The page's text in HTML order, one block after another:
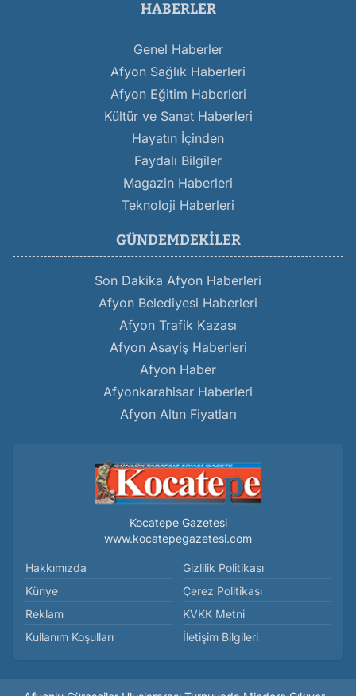
HABERLER
Genel Haberler
Afyon Sağlık Haberleri
Afyon Eğitim Haberleri
Kültür ve Sanat Haberleri
Hayatın İçinden
Faydalı Bilgiler
Magazin Haberleri
Teknoloji Haberleri
GÜNDEMDEKILER
Son Dakika Afyon Haberleri
Afyon Belediyesi Haberleri
Afyon Trafik Kazası
Afyon Asayiş Haberleri
Afyon Haber
Afyonkarahisar Haberleri
Afyon Altın Fiyatları
Kocatepe Gazetesi
www.kocatepegazetesi.com
Hakkımızda
Künye
Reklam
Kullanım Koşulları
Gizlilik Politikası
Çerez Politikası
KVKK Metni
İletişim Bilgileri